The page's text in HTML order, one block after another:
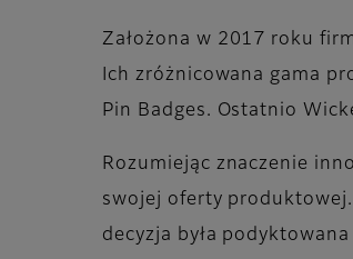
Założona w 2017 roku
Ich zróżnicowana gama
Pin Badges. Ostatnio
Rozumiejąc znaczenie
swojej oferty produktowej.
decyzja była